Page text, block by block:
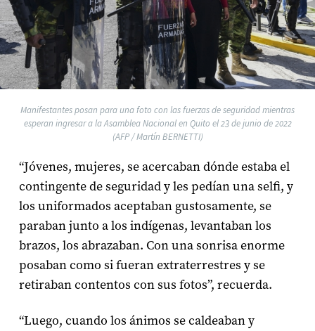
Manifestantes posan para una foto con las fuerzas de seguridad mientras
esperan ingresar a la Asamblea Nacional en Quito el 23 de junio de 2022
(AFP / Martín BERNETTI)
“Jóvenes, mujeres, se acercaban dónde estaba el
contingente de seguridad y les pedían una selfi, y
los uniformados aceptaban gustosamente, se
paraban junto a los indígenas, levantaban los
brazos, los abrazaban. Con una sonrisa enorme
posaban como si fueran extraterrestres y se
retiraban contentos con sus fotos”, recuerda.
“Luego, cuando los ánimos se caldeaban y